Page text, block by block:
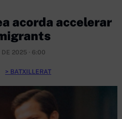
acorda accelerar
DE 2025 · 6:00
BATXILLERAT